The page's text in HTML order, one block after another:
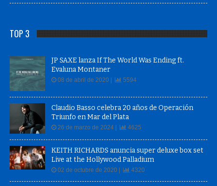
TOP 3
JP SAXE lanza If The World Was Ending ft.
Evaluna Montaner
08 de abril de 2020 | 5594
Claudio Basso celebra 20 años de Operación
Triunfo en Mar del Plata
26 de marzo de 2024 | 4625
KEITH RICHARDS anuncia super deluxe box set
Live at the Hollywood Palladium
02 de octubre de 2020 | 4320